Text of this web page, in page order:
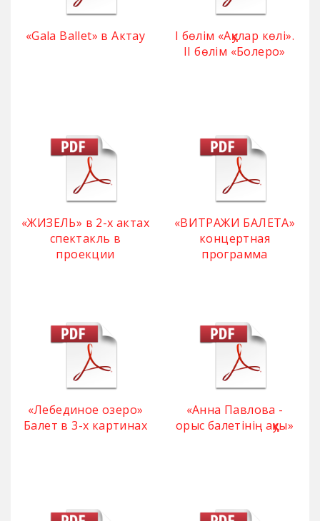
«Gala Ballet» в Актау
І бөлім «Аққулар көлі».
ІІ бөлім «Болеро»
«ЖИЗЕЛЬ» в 2-х актах
спектакль в
проекции
«ВИТРАЖИ БАЛЕТА»
концертная
программа
«Лебединое озеро»
Балет в 3-х картинах
«Анна Павлова -
орыс балетінің аққуы»